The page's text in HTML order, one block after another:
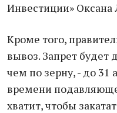
Инвестиции» Оксана
Кроме того,
вывоз. Запрет будет
чем по зерну, - до 31
времени
хватит, чтобы